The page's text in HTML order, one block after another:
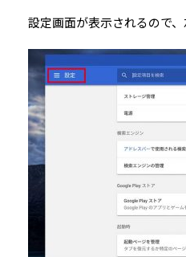
設定画面が表示されるので